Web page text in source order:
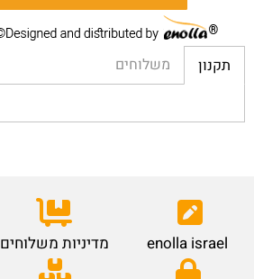
תקנון משלוחים
enolla israel מדיניות משלוחים